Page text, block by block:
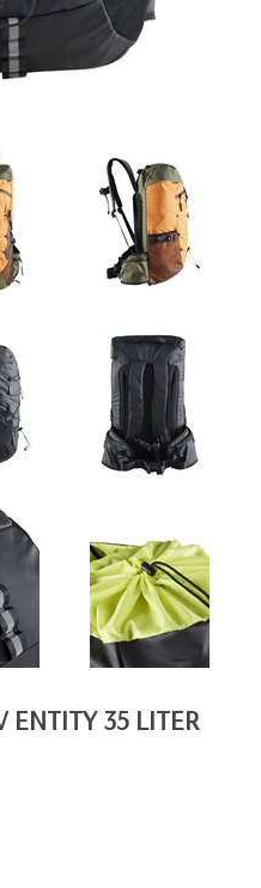
ENTITY 35 LITER